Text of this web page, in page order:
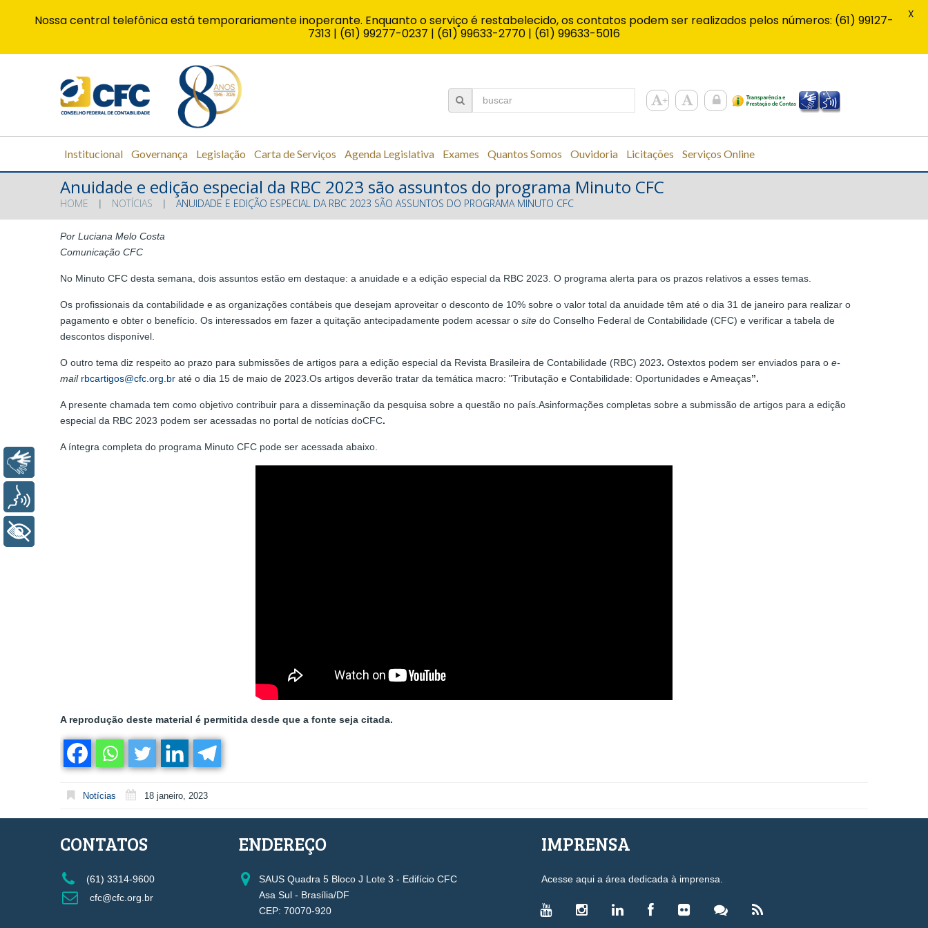
Institucional Governança Legislação Carta de Serviços Agenda Legislativa Exames Quantos Somos Ouvidoria Licitações Serviços Online
Anuidade e edição especial da RBC 2023 são assuntos do programa Minuto CFC
HOME NOTÍCIAS ANUIDADE E EDIÇÃO ESPECIAL DA RBC 2023 SÃO ASSUNTOS DO PROGRAMA MINUTO CFC
Por Luciana Melo Costa
Comunicação CFC
No Minuto CFC desta semana, dois assuntos estão em destaque: a anuidade e a edição especial da RBC 2023. O programa alerta para os prazos relativos a esses temas.
Os profissionais da contabilidade e as organizações contábeis que desejam aproveitar o desconto de 10% sobre o valor total da anuidade têm até o dia 31 de janeiro para realizar o
pagamento e obter o benefício. Os interessados em fazer a quitação antecipadamente podem acessar o site do Conselho Federal de Contabilidade (CFC) e verificar a tabela de
descontos disponível.
O outro tema diz respeito ao prazo para submissões de artigos para a edição especial da Revista Brasileira de Contabilidade (RBC) 2023. Ostextos podem ser enviados para o e-
mail rbcartigos@cfc.org.br até o dia 15 de maio de 2023.Os artigos deverão tratar da temática macro: "Tributação e Contabilidade: Oportunidades e Ameaças”.
A presente chamada tem como objetivo contribuir para a disseminação da pesquisa sobre a questão no país.Asinformações completas sobre a submissão de artigos para a edição
especial da RBC 2023 podem ser acessadas no portal de notícias doCFC.
A íntegra completa do programa Minuto CFC pode ser acessada abaixo.
A reprodução deste material é permitida desde que a fonte seja citada.
Notícias 18 janeiro, 2023
CONTATOS
(61) 3314-9600
cfc@cfc.org.br
ENDEREÇO
SAUS Quadra 5 Bloco J Lote 3 - Edifício CFC
Asa Sul - Brasília/DF
CEP: 70070-920
IMPRENSA
Acesse aqui a área dedicada à imprensa.
Nossa central telefônica está temporariamente inoperante. Enquanto o serviço é restabelecido, os contatos podem ser realizados pelos números: (61) 99127-
7313 | (61) 99277-0237 | (61) 99633-2770 | (61) 99633-5016
X